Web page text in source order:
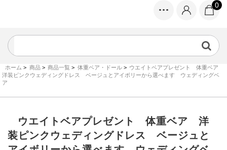
0
ホーム > 商品> 商品一覧 > 体重ベア・ドール> ウエイトベアプレゼント 体重ベア
洋装ピンクウェディングドレス ベージュとアイボリーから選べます ウェディングベ
ア
ウエイトベアプレゼント 体重ベア 洋
装ピンクウェディングドレス ベージュと